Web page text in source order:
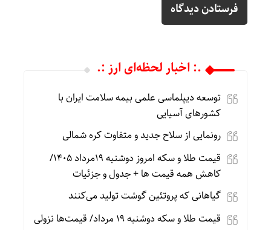
.: اخبار لحظه‌ای ارز :.
توسعه دیپلماسی علمی بیمه سلامت ایران با
کشورهای آسیایی
رونمایی از سلاح جدید و متفاوت کره شمالی
قیمت طلا و سکه امروز دوشنبه 19مرداد 1405/
کاهش همه قیمت ها + جدول و جزئیات
گیاهانی که پروتئین گوشت تولید می‌کنند
قیمت طلا و سکه دوشنبه 19 مرداد/ قیمت‌ها نزولی